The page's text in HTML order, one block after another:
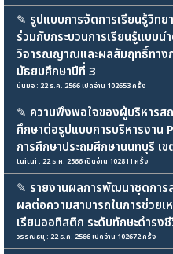
✎ รูปแบบการจัดการเรียนรู้วิทย
ร่วมกับกระบวนการเรียนรู้แบบ
วิจารณญาณและผลสัมฤทธิ์ทางก
มัธยมศึกษาปีที่ 3
บืนมอ : 22 ธ.ค. 2566 เปิดอ่าน 102653 ครั้ง
✎ ความพึงพอใจของผู้บริหารส
ศึกษาต่อรูปแบบการบริหารงาน
การศึกษาประถมศึกษานนทบุรี เข
tuitui : 22 ธ.ค. 2566 เปิดอ่าน 102811 ครั้ง
✎ รายงานผลการพัฒนาชุดกา
ผลต่อความสามารถในการช่วย
เรียนออทิสติก ระดับทักษะดำรง
วรรณธนุ : 22 ธ.ค. 2566 เปิดอ่าน 102672 ครั้ง